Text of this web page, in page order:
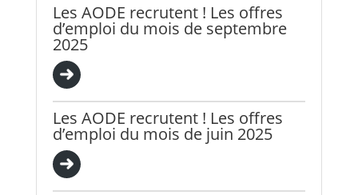
Les AODE recrutent ! Les offres
d’emploi du mois de septembre
2025
Les AODE recrutent ! Les offres
d’emploi du mois de juin 2025